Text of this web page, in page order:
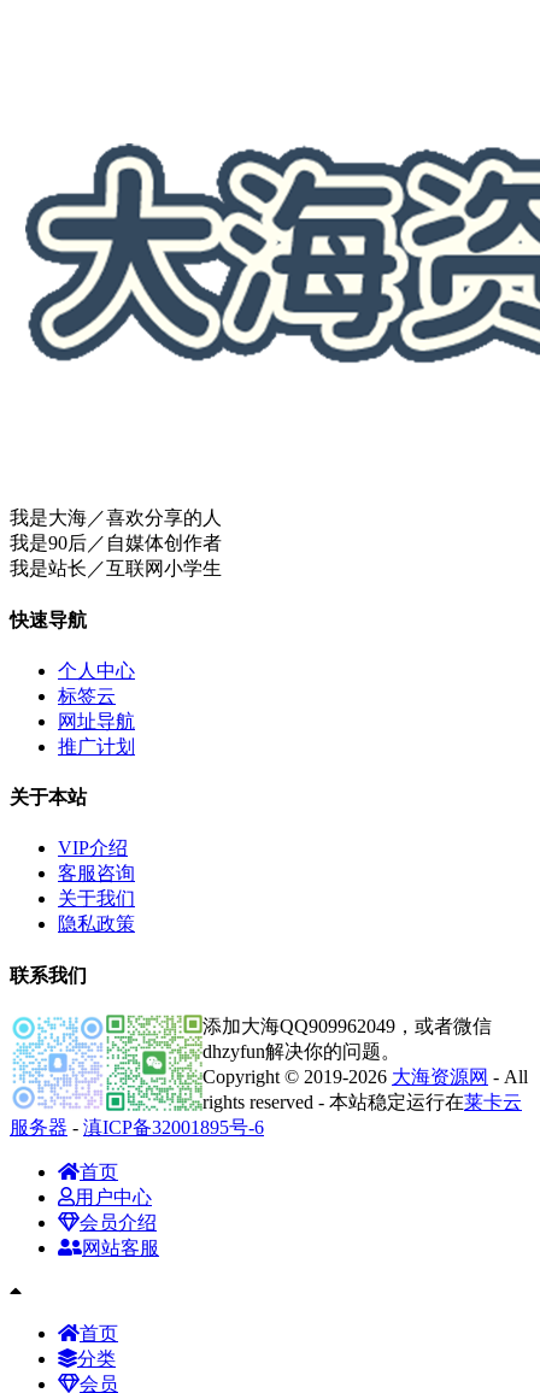
我是大海／喜欢分享的人
我是90后／自媒体创作者
我是站长／互联网小学生
快速导航
个人中心
标签云
网址导航
推广计划
关于本站
VIP介绍
客服咨询
关于我们
隐私政策
联系我们
添加大海QQ909962049，或者微信
dhzyfun解决你的问题。
Copyright © 2019-2026 大海资源网 - All
rights reserved - 本站稳定运行在莱卡云
服务器 - 滇ICP备32001895号-6
首页
用户中心
会员介绍
网站客服
首页
分类
会员